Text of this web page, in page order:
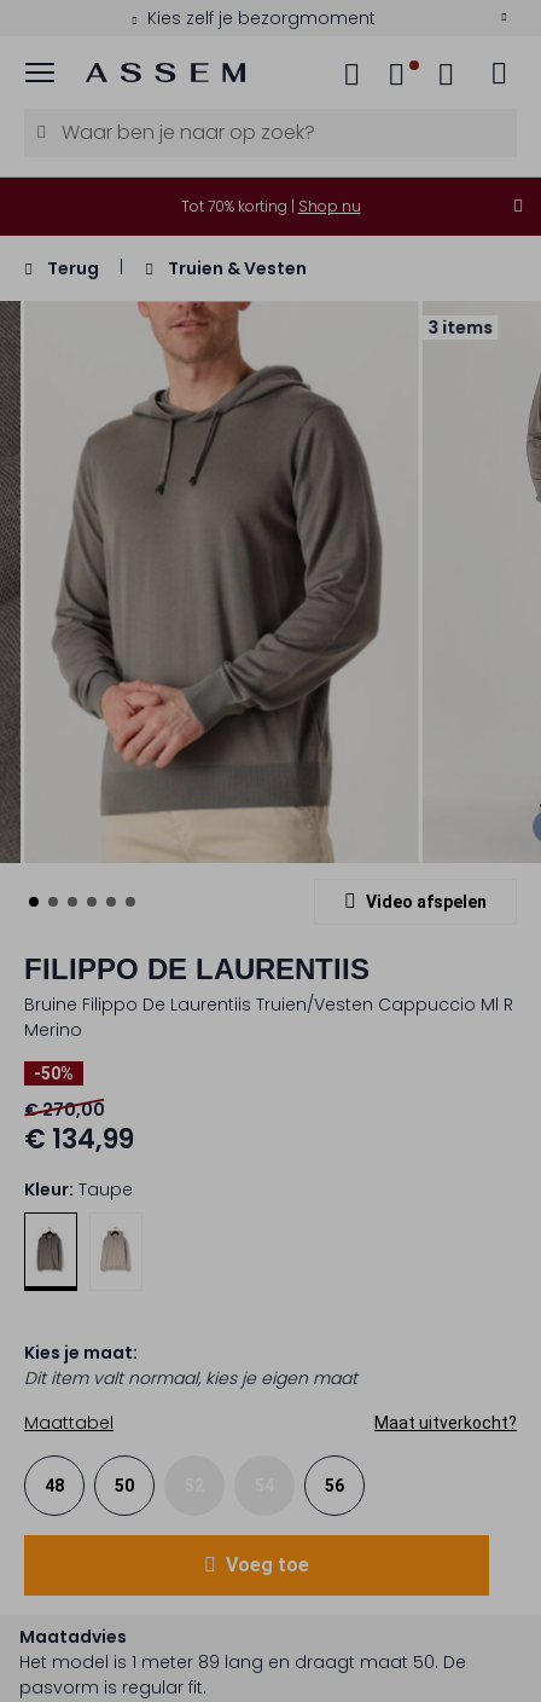
Kies zelf je bezorgmoment
Menu
Tot 70% korting | Shop nu
Terug Truien & Vesten
3 items
Video afspelen
FILIPPO DE LAURENTIIS
Bruine Filippo De Laurentiis Truien/vesten Cappuccio Ml R
Merino
-50%
€ 270,00
€ 134,99
Kleur: Taupe
Kies je maat:
Dit item valt normaal, kies je eigen maat
Maattabel
Maat uitverkocht?
48 50 56
Voeg toe
Maatadvies
Het model is 1 meter 89 lang en draagt maat 50. De
pasvorm is regular fit.